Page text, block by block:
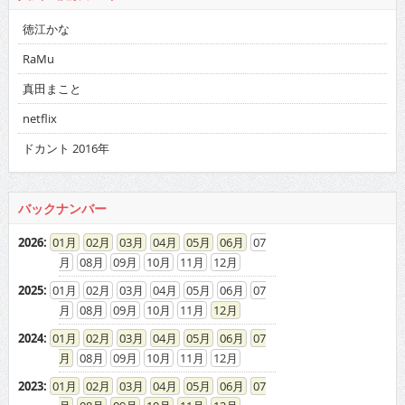
真田まこと
ドカント 2016年
バックナンバー
2026:01 02 03 04 05 06
07
08
09 10 11
12
08
09 10 11
12
01 02 03 04 05 06
08
09 10 11
12
01 02 03 04 05 06
08
09 10 11
12
01 02 03 04 05 06
08
09 10 11
12